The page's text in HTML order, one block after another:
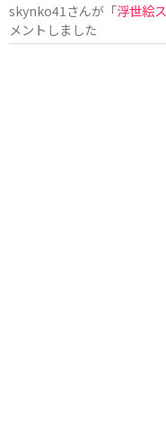
skynko41 さんが「浮世絵
メントしました